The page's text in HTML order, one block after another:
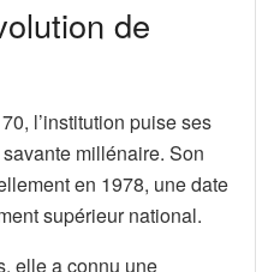
de
l’institution puise ses
millénaire. Son
en 1978, une date
supérieur national.
elle a connu une